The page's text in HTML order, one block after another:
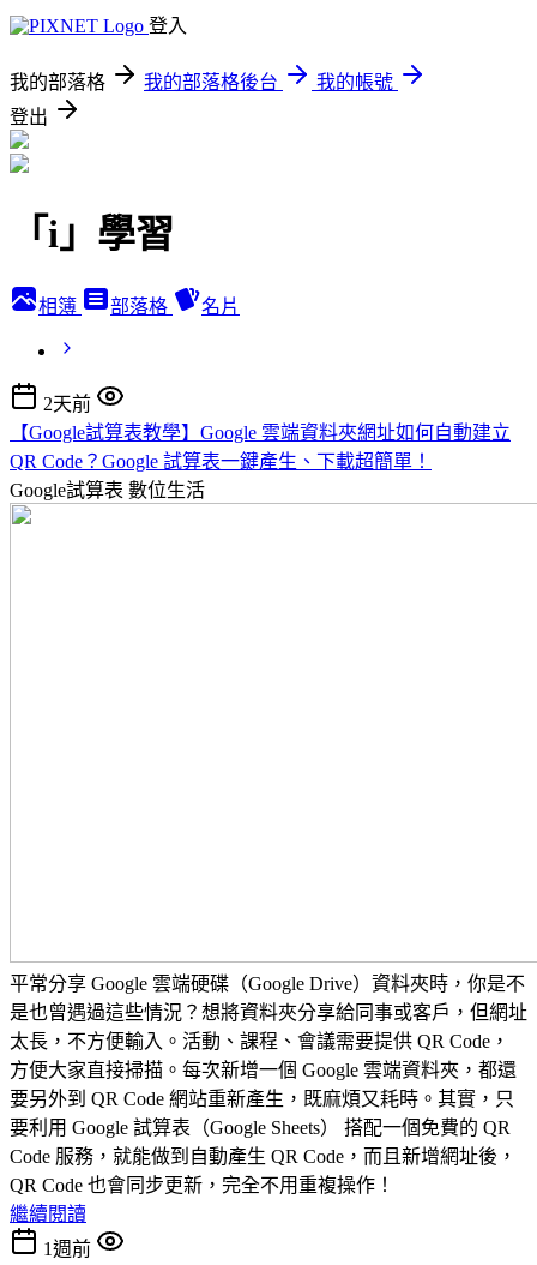
登入
我的部落格 我的部落格後台
我的帳號
登出
「i」學習
相簿 部落格 名片
2天前
【Google試算表教學】Google 雲端資料夾網址如何自動建立
QR Code？Google 試算表一鍵產生、下載超簡單！
Google試算表 數位生活
平常分享 Google 雲端硬碟（Google Drive）資料夾時，你是不
是也曾遇過這些情況？想將資料夾分享給同事或客戶，但網址
太長，不方便輸入。活動、課程、會議需要提供 QR Code，
方便大家直接掃描。每次新增一個 Google 雲端資料夾，都還
要另外到 QR Code 網站重新產生，既麻煩又耗時。其實，只
要利用 Google 試算表（Google Sheets） 搭配一個免費的 QR
Code 服務，就能做到自動產生 QR Code，而且新增網址後，
QR Code 也會同步更新，完全不用重複操作！
繼續閱讀
1週前